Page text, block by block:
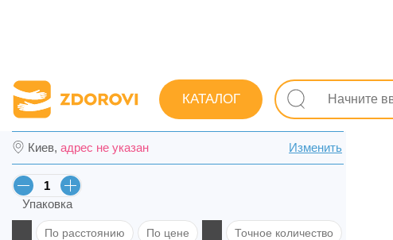
КАТАЛОГ
Поиск лекарств Лекарства Противопростудные (грипп, ОРЗ)
Афлубин капли орал. фл. 50 мл в Сумах
Киев, адрес не указан Изменить
Упаковка
По расстоянию По цене Точное количество